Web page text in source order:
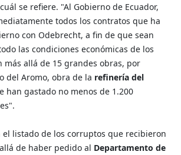
se refiere. "Al Gobierno de Ecuador,
todos los contratos que ha
con Odebrecht, a fin de que sean
las condiciones económicas de los
más allá de 15 grandes obras, por
del Aromo, obra de la refinería del
han gastado no menos de 1.200
el listado de los corruptos que recibieron
de haber pedido al Departamento de